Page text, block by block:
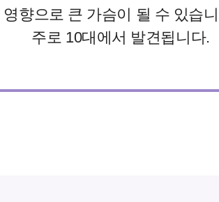
영향으로 큰 가슴이 될 수 있습
주로 10대에서 발견됩니다.